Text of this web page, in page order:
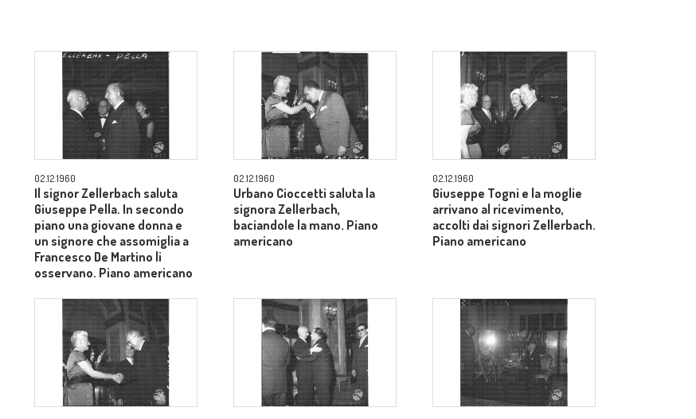
02.12.1960
Il signor Zellerbach saluta
Giuseppe Pella. In secondo
piano una giovane donna e
un signore che assomiglia a
Francesco De Martino li
osservano. Piano americano
02.12.1960
Urbano Cioccetti saluta la
signora Zellerbach,
baciandole la mano. Piano
americano
02.12.1960
Giuseppe Togni e la moglie
arrivano al ricevimento,
accolti dai signori Zellerbach.
Piano americano